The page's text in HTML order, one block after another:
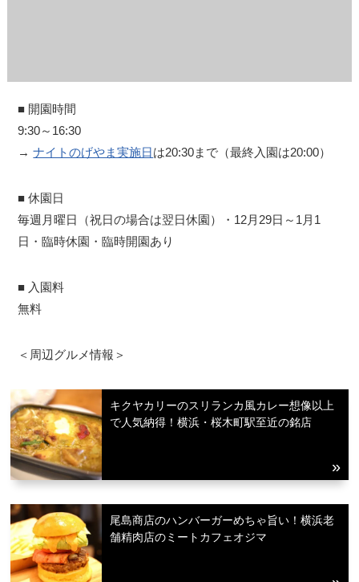
■ 開園時間
9:30～16:30
→ナイトのげやま実施日は20:30まで（最終入園は20:00）
■ 休園日
毎週月曜日（祝日の場合は翌日休園）・12月29日～1月1
日・臨時休園・臨時開園あり
■ 入園料
無料
＜周辺グルメ情報＞
キクヤカリーのスリランカ風カレー想像以上
で人気納得！横浜・桜木町駅至近の銘店
尾島商店のハンバーガーめちゃ旨い！横浜老
舗精肉店のミートカフェオジマ